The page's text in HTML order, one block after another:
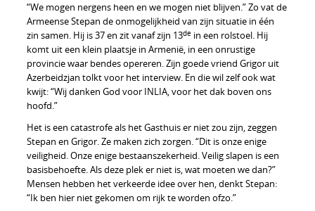
“We mogen nergens heen en we mogen niet blijven.” Zo vat de
Armeense Stepan de onmogelijkheid van zijn situatie in één
zin samen. Hij is 37 en zit vanaf zijn 13de in een rolstoel. Hij
komt uit een klein plaatsje in Armenië, in een onrustige
provincie waar bendes opereren. Zijn goede vriend Grigor uit
Azerbeidzjan tolkt voor het interview. En die wil zelf ook wat
kwijt: “Wij danken God voor INLIA, voor het dak boven ons
hoofd.”
Het is een catastrofe als het Gasthuis er niet zou zijn, zeggen
Stepan en Grigor. Ze maken zich zorgen. “Dit is onze enige
veiligheid. Onze enige bestaanszekerheid. Veilig slapen is een
basisbehoefte. Als deze plek er niet is, wat moeten we dan?”
Mensen hebben het verkeerde idee over hen, denkt Stepan:
“Ik ben hier niet gekomen om rijk te worden ofzo.”